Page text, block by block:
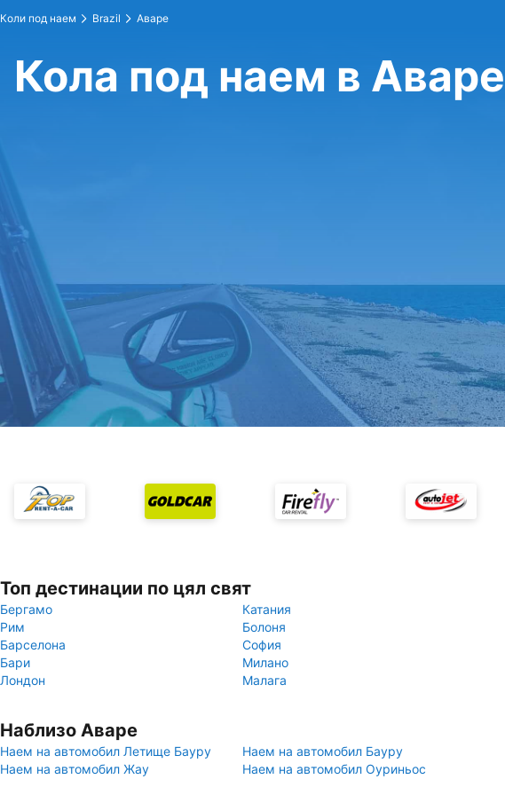
Коли под наем Brazil Аваре
Кола под наем в Аваре
Топ дестинации по цял свят
Бергамо
Катания
Рим
Болоня
Барселона
София
Бари
Милано
Лондон
Малага
Наблизо Аваре
Наем на автомобил Летище Бауру
Наем на автомобил Бауру
Наем на автомобил Жау
Наем на автомобил Оуриньос